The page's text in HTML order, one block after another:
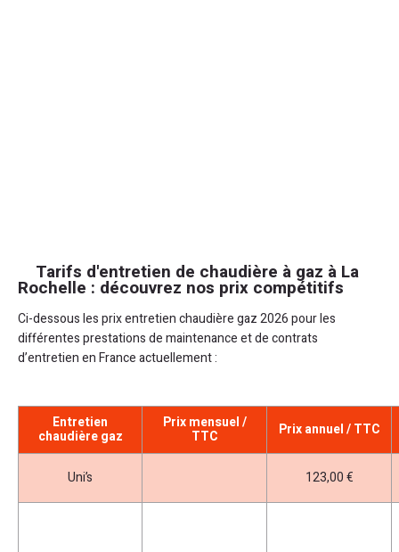
Tarifs d'entretien de chaudière à gaz à La
Rochelle : découvrez nos prix compétitifs
Ci-dessous les prix entretien chaudière gaz 2026 pour les
différentes prestations de maintenance et de contrats
d’entretien en France actuellement :
Entretien
chaudière gaz
Prix mensuel /
TTC Prix annuel / TTC
Uni’s 123,00 €